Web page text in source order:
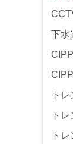
下水
ト
ト
ト